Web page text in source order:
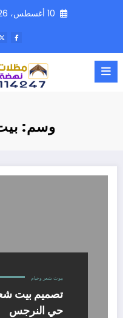
10 أغسطس، 2026
وسم:
بيوت شعر وخيام
تصميم بيت
حي النرجس